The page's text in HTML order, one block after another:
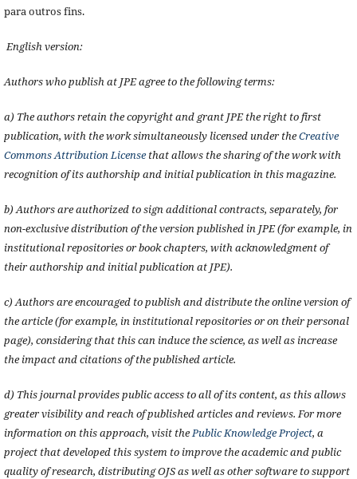
para outros fins.
English version:
Authors who publish at JPE agree to the following terms:
a) The authors retain the copyright and grant JPE the right to first
publication, with the work simultaneously licensed under theCreative
Commons Attribution Licensethat allows the sharing of the work with
recognition of its authorship and initial publication in this magazine.
b) Authors are authorized to sign additional contracts, separately, for
non-exclusive distribution of the version published in JPE (for example, in
institutional repositories or book chapters, with acknowledgment of
their authorship and initial publication at JPE).
c) Authors are encouraged to publish and distribute the online version of
the article (for example, in institutional repositories or on their personal
page), considering that this can induce the science, as well as increase
the impact and citations of the published article.
d) This journal provides public access to all of its content, as this allows
greater visibility and reach of published articles and reviews. For more
information on this approach, visit thePublic Knowledge Project, a
project that developed this system to improve the academic and public
quality of research, distributing OJS as well as other software to support